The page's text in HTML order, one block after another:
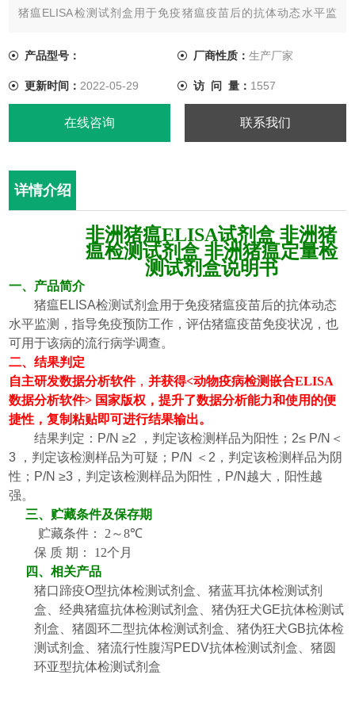
猪瘟ELISA检测试剂盒用于免疫猪瘟疫苗后的抗体动态水平监
的流行病学调查。
贮藏条件： 2～8℃
产品型号： 厂商性质： 生产厂家
更新时间： 2022-05-29 访 问 量： 1557
在线咨询 联系我们
详情介绍
非洲猪瘟ELISA试剂盒 非洲猪
瘟检测试剂盒 非洲猪瘟定量检
测试剂盒说明书
一、 产品简介
猪瘟ELISA检测试剂盒用于免疫猪瘟疫苗后的抗体动态
水平监测，指导免疫预防工作，评估猪瘟疫苗免疫状况，也
可用于该病的流行病学调查。
二、结果判定
自主研发数据分析软件，并获得<动物疫病检测嵌合ELISA
数据分析软件> 国家版权，提升了数据分析能力和使用的便
捷性，复制粘贴即可进行结果输出。
结果判定： P/N ≥2 ，判定该检测样品为阳性； 2≤ P/N ＜
3
， 判定该检测样品为可疑 ； P/N ＜ 2 ， 判定该检测样品为阴
性 ； P/N ≥3 ， 判定该检测样品为阳性 ， P/N 越大，阳性越
强。
三、 贮藏条件及保存期
贮藏条件：
2 ～8℃
保 质 期： 12个月
四、相关产品
猪口蹄疫O型抗体检测试剂盒、猪蓝耳抗体检测试剂
盒、经典猪瘟抗体检测试剂盒、猪伪狂犬GE抗体检测试
剂盒、猪圆环二型抗体检测试剂盒、猪伪狂犬GB抗体检
测试剂盒、猪流行性腹泻PEDV抗体检测试剂盒、猪圆
环亚型抗体检测试剂盒